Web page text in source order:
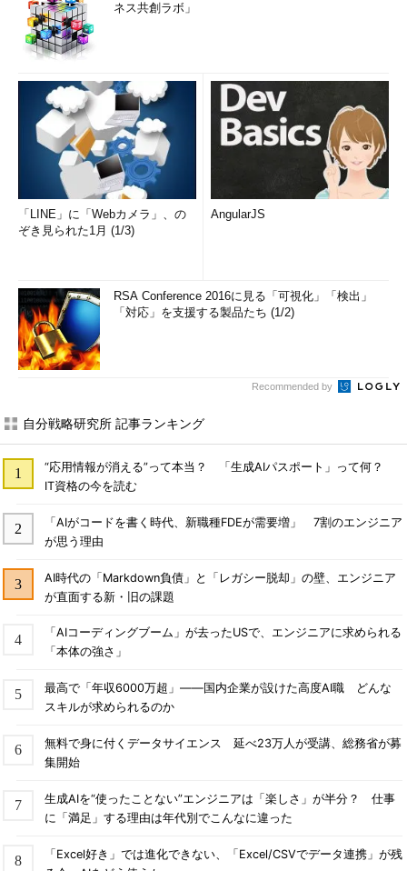
ネス共創ラボ」
「LINE」に「Webカメラ」、の
ぞき見られた1月 (1/3)
AngularJS
RSA Conference 2016に見る「可視化」「検出」
「対応」を支援する製品たち (1/2)
Recommended by
自分戦略研究所 記事ランキング
“応用情報が消える”って本当？ 「生成AIパスポート」って何？
IT資格の今を読む
「AIがコードを書く時代、新職種FDEが需要増」 7割のエンジニア
が思う理由
AI時代の「Markdown負債」と「レガシー脱却」の壁、エンジニア
が直面する新・旧の課題
「AIコーディングブーム」が去ったUSで、エンジニアに求められる
「本体の強さ」
最高で「年収6000万超」――国内企業が設けた高度AI職 どんな
スキルが求められるのか
無料で身に付くデータサイエンス 延べ23万人が受講、総務省が募
集開始
生成AIを“使ったことない”エンジニアは「楽しさ」が半分？ 仕事
に「満足」する理由は年代別でこんなに違った
「Excel好き」では進化できない、「Excel/CSVでデータ連携」が残